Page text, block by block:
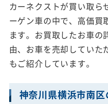
カーネクストが買い取ら
ーゲン車の中で、高価買
ます。お買取したお車の
由、お車を売却していた
もご紹介しています。
神奈川県横浜市南